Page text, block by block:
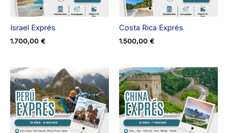
Israel Exprés
1.700,00 €
Costa Rica Exprés
1.500,00 €